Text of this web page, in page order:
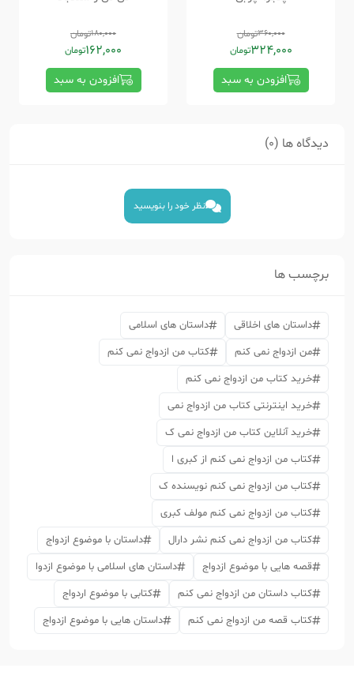
360,000تومان
324,000تومان
افزودن به سبد
180,000تومان
162,000تومان
افزودن به سبد
دیدگاه ها (0)
نظر خود را بنویسید
برچسب ها
داستان های اخلاقی
داستان های اسلامی
من ازدواج نمی کنم
کتاب من ازدواج نمی کنم
خرید کتاب من ازدواج نمی کنم
خرید اینترنتی کتاب من ازدواج نمی
خرید آنلاین کتاب من ازدواج نمی ک
کتاب من ازدواج نمی کنم از کبری ا
کتاب من ازدواج نمی کنم نویسنده ک
کتاب من ازدواج نمی کنم مولف کبری
کتاب من ازدواج نمی کنم نشر دارال
داستان با موضوع ازدواج
قصه هایی با موضوع ازدواج
داستان های اسلامی با موضوع ازدوا
کتاب داستان من ازدواج نمی کنم
کتابی با موضوع اردواج
کتاب قصه من ازدواج نمی کنم
داستان هایی با موضوع ازدواج